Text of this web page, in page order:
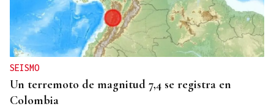
SEISMO
Un terremoto de magnitud 7,4 se registra en
Colombia